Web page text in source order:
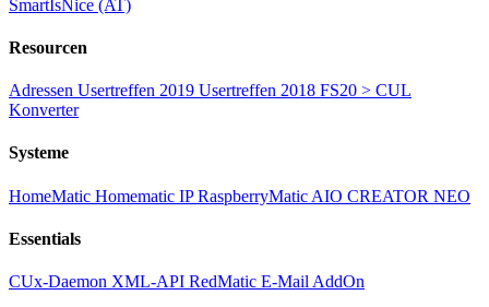
SmartIsNice (AT)
Resourcen
Adressen Usertreffen 2019 Usertreffen 2018 FS20 > CUL
Konverter
Systeme
HomeMatic Homematic IPRaspberryMatic AIO CREATOR NEO
Essentials
CUx-Daemon XML-API RedMatic E-Mail AddOn